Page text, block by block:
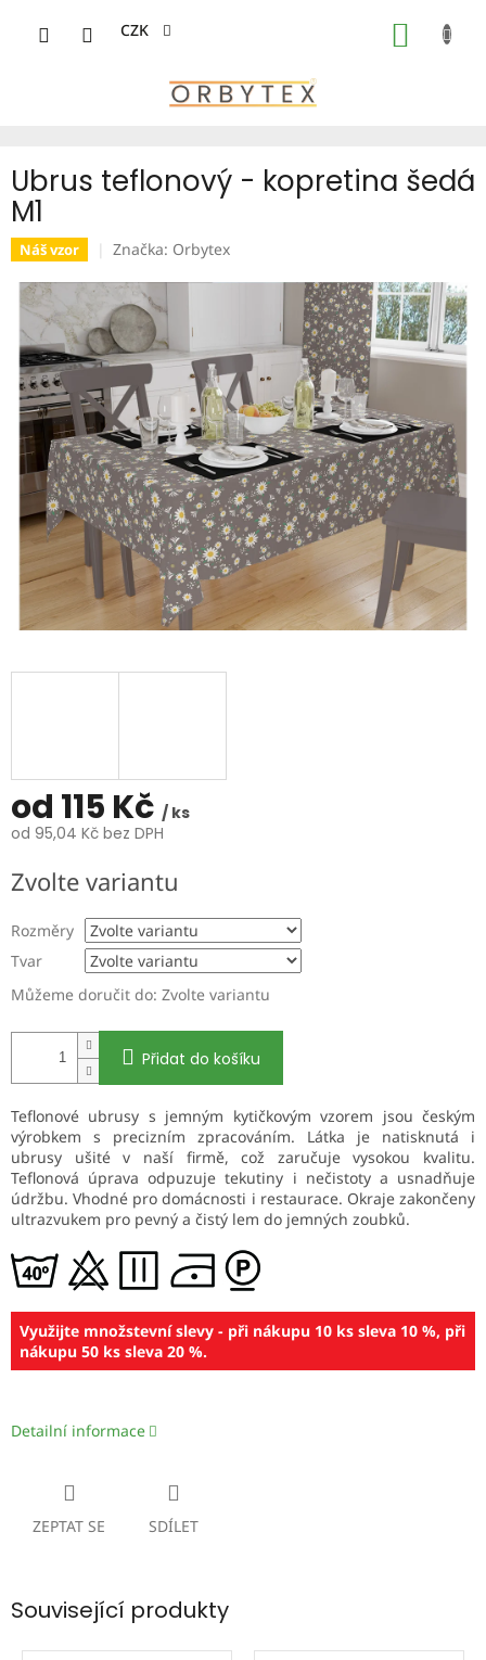
CZK
Ubrus teflonový - kopretina šedá
M1
Náš vzor Značka: Orbytex
od 115 Kč / ks
od 95,04 Kč bez DPH
cena:
Zvolte variantu
Rozměry
Tvar
Můžeme doručit do: Zvolte variantu
Přidat do košíku
Teflonové ubrusy s jemným kytičkovým vzorem jsou českým
výrobkem s precizním zpracováním. Látka je natisknutá i
ubrusy ušité v naší firmě, což zaručuje vysokou kvalitu.
Teflonová úprava odpuzuje tekutiny i nečistoty a usnadňuje
údržbu. Vhodné pro domácnosti i restaurace. Okraje zakončeny
ultrazvukem pro pevný a čistý lem do jemných zoubků.
Využijte množstevní slevy - při nákupu 10 ks sleva 10 %, při
nákupu 50 ks sleva 20 %.
Detailní informace
ZEPTAT SE SDÍLET
Související produkty